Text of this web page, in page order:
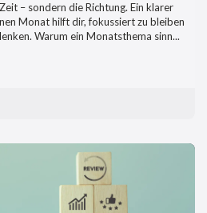
– sondern die Richtung. Ein klarer
Monat hilft dir, fokussiert zu bleiben
Warum ein Monatsthema sinn...